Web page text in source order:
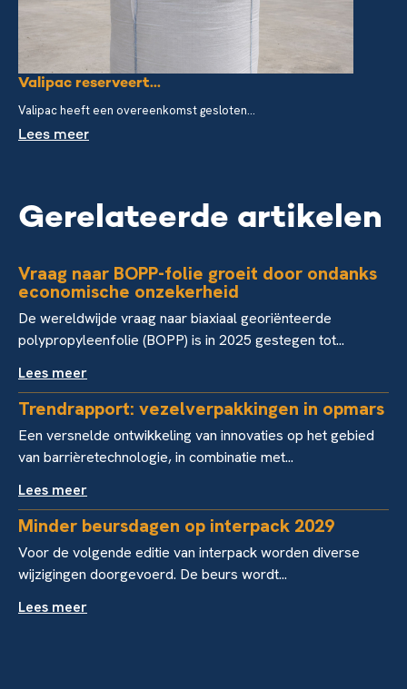
Valipac reserveert...
Valipac heeft een overeenkomst gesloten...
Lees meer
Gerelateerde artikelen
Vraag naar BOPP-folie groeit door ondanks
economische onzekerheid
De wereldwijde vraag naar biaxiaal georiënteerde
polypropyleenfolie (BOPP) is in 2025 gestegen tot...
Lees meer
Trendrapport: vezelverpakkingen in opmars
Een versnelde ontwikkeling van innovaties op het gebied
van barrièretechnologie, in combinatie met...
Lees meer
Minder beursdagen op interpack 2029
Voor de volgende editie van interpack worden diverse
wijzigingen doorgevoerd. De beurs wordt...
Lees meer